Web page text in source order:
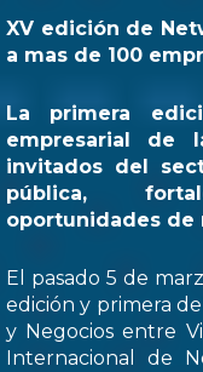
XV edición de
a mas de 100
La primera
empresarial de
invitados del
pública,
oportunidades de
El pasado 5 de
edición y primera
y Negocios entre
Internacional de